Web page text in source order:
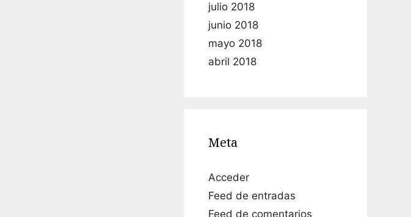
julio 2018
junio 2018
mayo 2018
abril 2018
Meta
Acceder
Feed de entradas
Feed de comentarios